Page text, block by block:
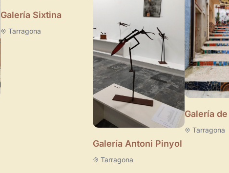
Galería Sixtina
Tarragona
Galería Antoni Pinyol
Tarragona
Galería
Tarragona